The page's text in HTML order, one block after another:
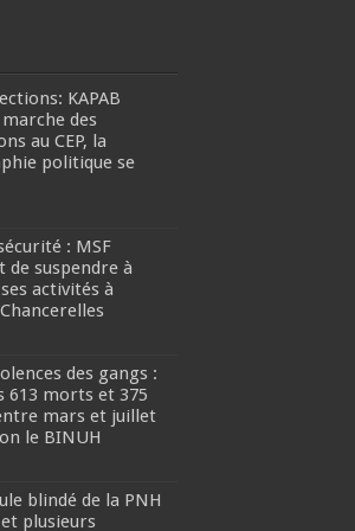
KAPAB
des
au CEP, la
politique se
: MSF
suspendre à
activités à
des gangs :
613 morts et 375
mars et juillet
le BINUH
blindé de la PNH
plusieurs